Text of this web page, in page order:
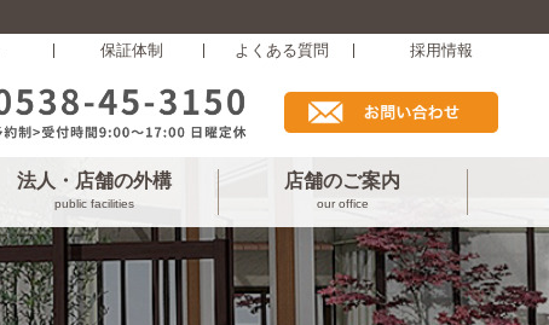
保証体制 よくある質問 採用情報
法人・店舗の外構
public facilities
店舗のご案内
our office